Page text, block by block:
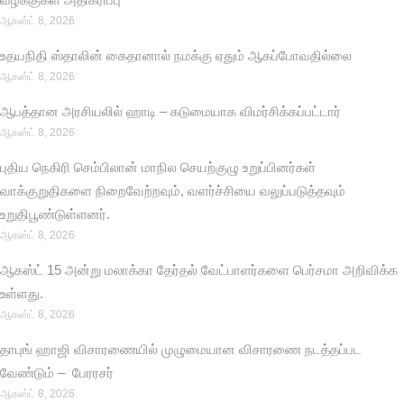
ஆகஸ்ட் 8, 2026
உதயநிதி ஸ்தாலின் கைதானால் நமக்கு ஏதும் ஆகப்போவதில்லை
ஆகஸ்ட் 8, 2026
ஆபத்தான அரசியலில் ஹாடி – கடுமையாக விமர்சிக்கப்பட்டார்
ஆகஸ்ட் 8, 2026
புதிய நெகிரி செம்பிலான் மாநில செயற்குழு உறுப்பினர்கள்
வாக்குறுதிகளை நிறைவேற்றவும், வளர்ச்சியை வலுப்படுத்தவும்
உறுதிபூண்டுள்ளனர்.
ஆகஸ்ட் 8, 2026
ஆகஸ்ட் 15 அன்று மலாக்கா தேர்தல் வேட்பாளர்களை பெர்சமா அறிவிக்க
உள்ளது.
ஆகஸ்ட் 8, 2026
தாபுங் ஹாஜி விசாரணையில் முழுமையான விசாரணை நடத்தப்பட
வேண்டும் – பேரரசர்
ஆகஸ்ட் 8, 2026